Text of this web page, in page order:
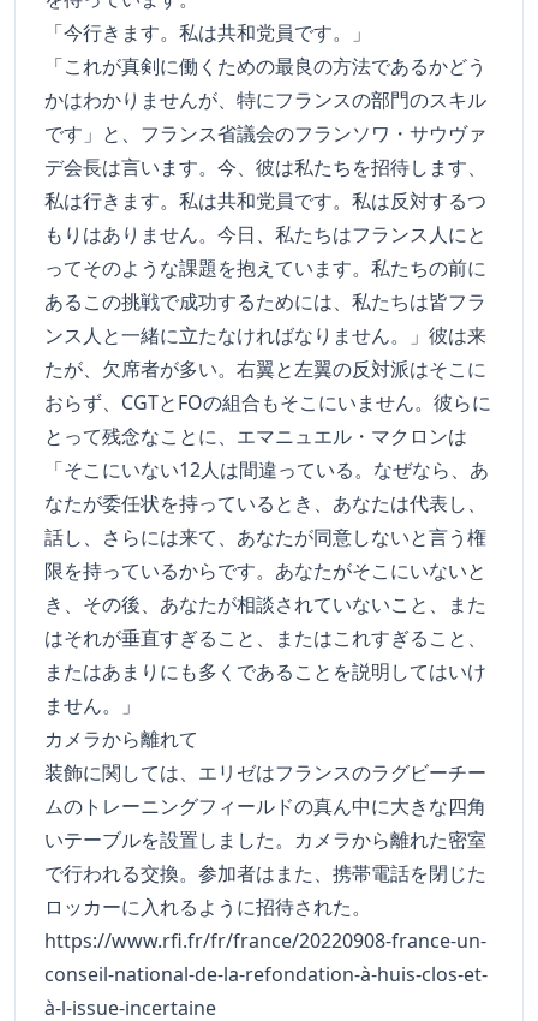
「今行きます。私は共和党員です。」
「これが真剣に働くための最良の方法であるかどう
かはわかりませんが、特にフランスの部門のスキル
です」と、フランス省議会のフランソワ・サウヴァ
デ会長は言います。今、彼は私たちを招待します、
私は行きます。私は共和党員です。私は反対するつ
もりはありません。今日、私たちはフランス人にと
ってそのような課題を抱えています。私たちの前に
あるこの挑戦で成功するためには、私たちは皆フラ
ンス人と一緒に立たなければなりません。」彼は来
たが、欠席者が多い。右翼と左翼の反対派はそこに
おらず、CGTとFOの組合もそこにいません。彼らに
とって残念なことに、エマニュエル・マクロンは
「そこにいない12人は間違っている。なぜなら、あ
なたが委任状を持っているとき、あなたは代表し、
話し、さらには来て、あなたが同意しないと言う権
限を持っているからです。あなたがそこにいないと
き、その後、あなたが相談されていないこと、また
はそれが垂直すぎること、またはこれすぎること、
またはあまりにも多くであることを説明してはいけ
ません。」
カメラから離れて
装飾に関しては、エリゼはフランスのラグビーチー
ムのトレーニングフィールドの真ん中に大きな四角
いテーブルを設置しました。カメラから離れた密室
で行われる交換。参加者はまた、携帯電話を閉じた
ロッカーに入れるように招待された。
https://www.rfi.fr/fr/france/20220908-france-un-
conseil-national-de-la-refondation-à-huis-clos-et-
à-l-issue-incertaine